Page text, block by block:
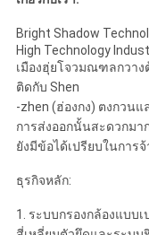
Bright Shadow
High Technology
เมืองฮุ่ยโจวมณฑลกวาง
ติดกับ Shen
-zhen (ฮ่องกง) ตงกวน
การส่งออกนั้นสะดวกมา
ยังมีข้อได้เปรียบในการจ้
ธุรกิจหลัก:
1. ระบบกรองกล้องแบบ